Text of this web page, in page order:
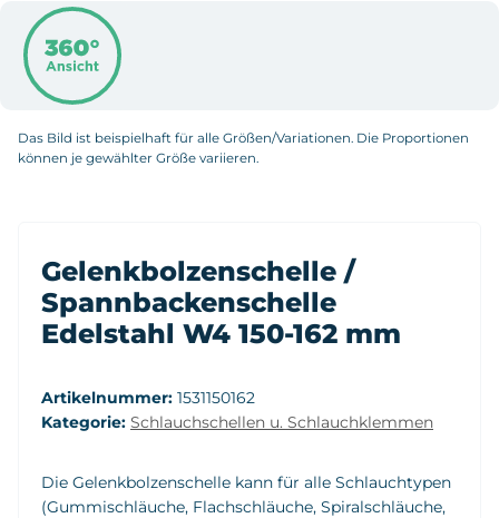
Das Bild ist beispielhaft für alle Größen/Variationen. Die Proportionen
können je gewählter Größe variieren.
Gelenkbolzenschelle /
Spannbackenschelle
Edelstahl W4 150-162 mm
Artikelnummer: 1531150162
Kategorie: Schlauchschellen u. Schlauchklemmen
Die Gelenkbolzenschelle kann für alle Schlauchtypen
(Gummischläuche, Flachschläuche, Spiralschläuche,